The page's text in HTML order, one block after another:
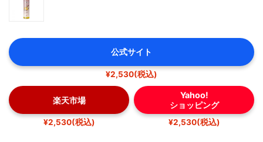
公式サイト
¥2,530(税込)
楽天市場
¥2,530(税込)
Yahoo!
ショッピング
¥2,530(税込)